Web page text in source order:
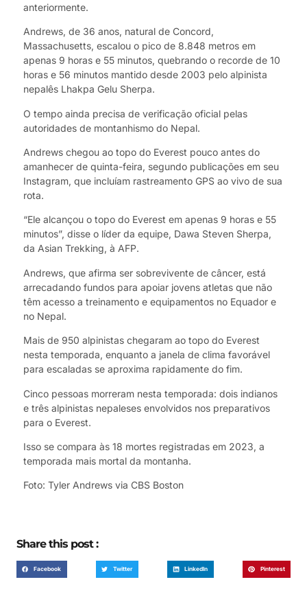
anteriormente.
Andrews, de 36 anos, natural de Concord,
Massachusetts, escalou o pico de 8.848 metros em
apenas 9 horas e 55 minutos, quebrando o recorde de 10
horas e 56 minutos mantido desde 2003 pelo alpinista
nepalês Lhakpa Gelu Sherpa.
O tempo ainda precisa de verificação oficial pelas
autoridades de montanhismo do Nepal.
Andrews chegou ao topo do Everest pouco antes do
amanhecer de quinta-feira, segundo publicações em seu
Instagram, que incluíam rastreamento GPS ao vivo de sua
rota.
“Ele alcançou o topo do Everest em apenas 9 horas e 55
minutos”, disse o líder da equipe, Dawa Steven Sherpa,
da Asian Trekking, à AFP.
Andrews, que afirma ser sobrevivente de câncer, está
arrecadando fundos para apoiar jovens atletas que não
têm acesso a treinamento e equipamentos no Equador e
no Nepal.
Mais de 950 alpinistas chegaram ao topo do Everest
nesta temporada, enquanto a janela de clima favorável
para escaladas se aproxima rapidamente do fim.
Cinco pessoas morreram nesta temporada: dois indianos
e três alpinistas nepaleses envolvidos nos preparativos
para o Everest.
Isso se compara às 18 mortes registradas em 2023, a
temporada mais mortal da montanha.
Foto: Tyler Andrews via CBS Boston
Share this post :
Facebook Twitter LinkedIn Pinterest